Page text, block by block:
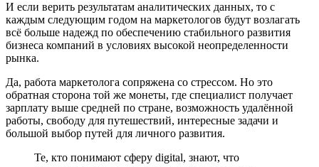
И если верить результатам аналитических данных, то с
каждым следующим годом на маркетологов будут возлагать
всё больше надежд по обеспечению стабильного развития
бизнеса компаний в условиях высокой неопределенности
рынка.
Да, работа маркетолога сопряжена со стрессом. Но это
обратная сторона той же монеты, где специалист получает
зарплату выше средней по стране, возможность удалённой
работы, свободу для путешествий, интересные задачи и
большой выбор путей для личного развития.
Те, кто понимают сферу digital, знают, что